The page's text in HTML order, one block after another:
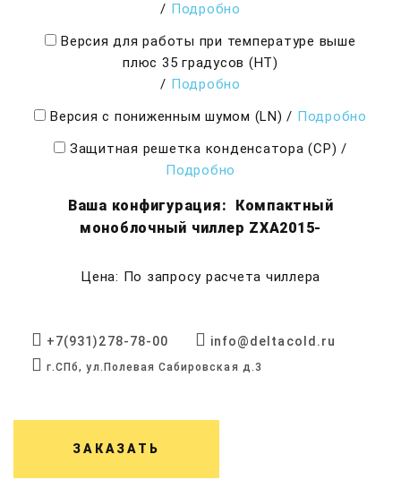
/ Подробно
Версия для работы при температуре выше
плюс 35 градусов (HT)
/ Подробно
Версия с пониженным шумом (LN) / Подробно
Защитная решетка конденсатора (CP) /
Подробно
Ваша конфигурация:
Компактный
моноблочный чиллер ZXA2015-
Цена: По запросу расчета чиллера
+7(931)278-78-00 info@deltacold.ru
г.СПб, ул.Полевая Сабировская д.3
ЗАКАЗАТЬ